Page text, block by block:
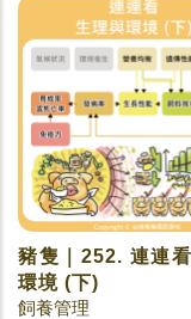
豬隻｜252. 連連
環境 (下)
飼養管理